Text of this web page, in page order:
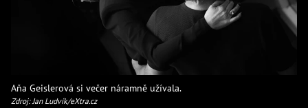
Aňa Geislerová si večer náramně užívala.
Zdroj: Jan Ludvík/eXtra.cz